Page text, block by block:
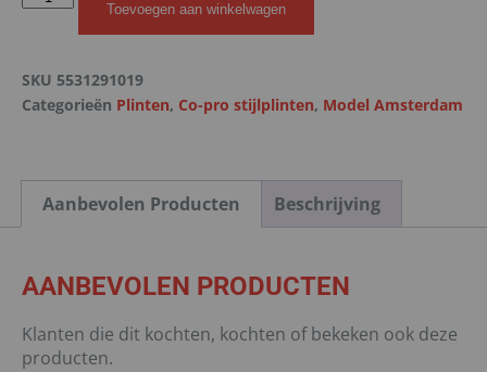
Toevoegen aan winkelwagen
SKU 5531291019
Categorieën Plinten, Co-pro stijlplinten, Model Amsterdam
Aanbevolen Producten Beschrijving
AANBEVOLEN PRODUCTEN
Klanten die dit kochten, kochten of bekeken ook deze
producten.